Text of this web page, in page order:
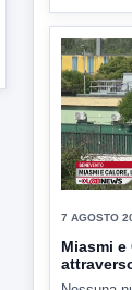
Nessuna
criticità